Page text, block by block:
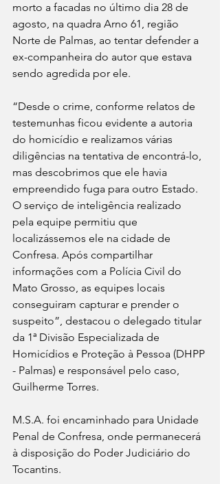
morto a facadas no último dia 28 de
agosto, na quadra Arno 61, região
Norte de Palmas, ao tentar defender a
ex-companheira do autor que estava
sendo agredida por ele.
“Desde o crime, conforme relatos de
testemunhas ficou evidente a autoria
do homicídio e realizamos várias
diligências na tentativa de encontrá-lo,
mas descobrimos que ele havia
empreendido fuga para outro Estado.
O serviço de inteligência realizado
pela equipe permitiu que
localizássemos ele na cidade de
Confresa. Após compartilhar
informações com a Polícia Civil do
Mato Grosso, as equipes locais
conseguiram capturar e prender o
suspeito”, destacou o delegado titular
da 1ª Divisão Especializada de
Homicídios e Proteção à Pessoa (DHPP
- Palmas) e responsável pelo caso,
Guilherme Torres.
M.S.A. foi encaminhado para Unidade
Penal de Confresa, onde permanecerá
à disposição do Poder Judiciário do
Tocantins.